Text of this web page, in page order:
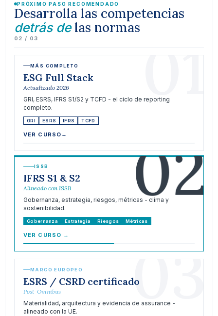
PRÓXIMO PASO RECOMENDADO
Desarrolla las competencias
detrás delas normas
02 / 03 01
MÁS COMPLETO
ESG Full Stack
Actualizado 2026
GRI, ESRS, IFRS S1/S2 y TCFD - el ciclo de reporting
completo.
GRI ESRS IFRS TCFD
VER CURSO → 02
ISSB
IFRS S1 & S2
Alineado con ISSB
Gobernanza, estrategia, riesgos, métricas - clima y
sostenibilidad.
Gobernanza Estrategia Riesgos Métricas
VER CURSO → 03
MARCO EUROPEO
ESRS / CSRD certificado
Post-Omnibus
Materialidad, arquitectura y evidencia de assurance -
alineado con la UE.